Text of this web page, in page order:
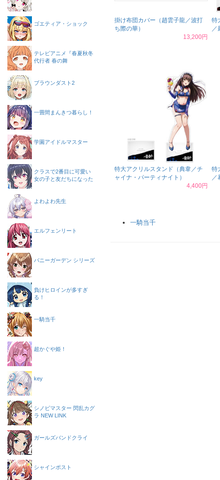
掛け布団カバー（趙雲子龍／波打
ち際の華）
13,200円
特
／
特大アクリルスタンド（典韋／チ
ャイナ・パーティナイト）
4,400円
特
／
一騎当千
ゴエティア・ショック
テレビアニメ『春夏秋冬
代行者 春の舞
ブラウンダスト2
一畳間まんきつ暮らし！
学園アイドルマスター
クラスで2番目に可愛い
女の子と友だちになった
よわよわ先生
エルフェンリート
バニーガーデン シリーズ
負けヒロインが多すぎ
る！
一騎当千
超かぐや姫！
key
シノビマスター 閃乱カグ
ラ NEW LINK
ガールズバンドクライ
シャインポスト